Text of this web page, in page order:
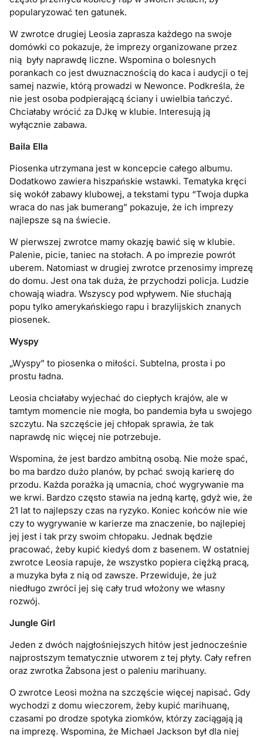
popularyzować ten gatunek.
W zwrotce drugiej Leosia zaprasza każdego na swoje
domówki co pokazuje, że imprezy organizowane przez
nią były naprawdę liczne. Wspomina o bolesnych
porankach co jest dwuznacznością do kaca i audycji o tej
samej nazwie, którą prowadzi w Newonce. Podkreśla, że
nie jest osoba podpierającą ściany i uwielbia tańczyć.
Chciałaby wrócić za DJkę w klubie. Interesują ją
wyłącznie zabawa.
Baila Ella
Piosenka utrzymana jest w koncepcie całego albumu.
Dodatkowo zawiera hiszpańskie wstawki. Tematyka kręci
się wokół zabawy klubowej, a tekstami typu “Twoja dupka
wraca do nas jak bumerang” pokazuje, że ich imprezy
najlepsze są na świecie.
W pierwszej zwrotce mamy okazję bawić się w klubie.
Palenie, picie, taniec na stołach. A po imprezie powrót
uberem. Natomiast w drugiej zwrotce przenosimy imprezę
do domu. Jest ona tak duża, że przychodzi policja. Ludzie
chowają wiadra. Wszyscy pod wpływem. Nie słuchają
popu tylko amerykańskiego rapu i brazylijskich znanych
piosenek.
Wyspy
„Wyspy” to piosenka o miłości. Subtelna, prosta i po
prostu ładna.
Leosia chciałaby wyjechać do ciepłych krajów, ale w
tamtym momencie nie mogła, bo pandemia była u swojego
szczytu. Na szczęście jej chłopak sprawia, że tak
naprawdę nic więcej nie potrzebuje.
Wspomina, że jest bardzo ambitną osobą. Nie może spać,
bo ma bardzo dużo planów, by pchać swoją karierę do
przodu. Każda porażka ją umacnia, choć wygrywanie ma
we krwi. Bardzo często stawia na jedną kartę, gdyż wie, że
21 lat to najlepszy czas na ryzyko. Koniec końców nie wie
czy to wygrywanie w karierze ma znaczenie, bo najlepiej
jej jest i tak przy swoim chłopaku. Jednak będzie
pracować, żeby kupić kiedyś dom z basenem. W ostatniej
zwrotce Leosia rapuje, że wszystko popiera ciężką pracą,
a muzyka była z nią od zawsze. Przewiduje, że już
niedługo zwróci jej się cały trud włożony we własny
rozwój.
Jungle Girl
Jeden z dwóch najgłośniejszych hitów jest jednocześnie
najprostszym tematycznie utworem z tej płyty. Cały refren
oraz zwrotka Żabsona jest o paleniu marihuany.
O zwrotce Leosi można na szczęście więcej napisać. Gdy
wychodzi z domu wieczorem, żeby kupić marihuanę,
czasami po drodze spotyka ziomków, którzy zaciągają ją
na imprezę. Wspomina, że Michael Jackson był dla niej